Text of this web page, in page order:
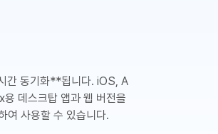
간 동기화**됩니다. iOS, A
데스크탑 앱과 웹 버전을
여 사용할 수 있습니다.